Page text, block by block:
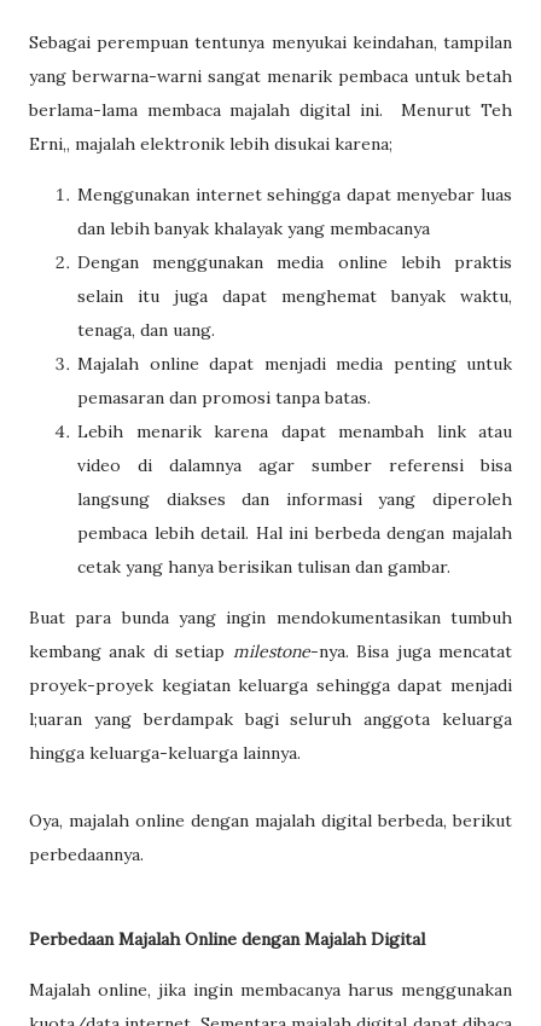
Sebagai perempuan tentunya menyukai keindahan, tampilan
yang berwarna-warni sangat menarik pembaca untuk betah
berlama-lama membaca majalah digital ini. Menurut Teh
Erni,, majalah elektronik lebih disukai karena;
Menggunakan internet sehingga dapat menyebar luas
dan lebih banyak khalayak yang membacanya
Dengan menggunakan media online lebih praktis
selain itu juga dapat menghemat banyak waktu,
tenaga, dan uang.
Majalah online dapat menjadi media penting untuk
pemasaran dan promosi tanpa batas.
Lebih menarik karena dapat menambah link atau
video di dalamnya agar sumber referensi bisa
langsung diakses dan informasi yang diperoleh
pembaca lebih detail. Hal ini berbeda dengan majalah
cetak yang hanya berisikan tulisan dan gambar.
Buat para bunda yang ingin mendokumentasikan tumbuh
kembang anak di setiap milestone-nya. Bisa juga mencatat
proyek-proyek kegiatan keluarga sehingga dapat menjadi
l;uaran yang berdampak bagi seluruh anggota keluarga
hingga keluarga-keluarga lainnya.
Oya, majalah online dengan majalah digital berbeda, berikut
perbedaannya.
Perbedaan Majalah Online dengan Majalah Digital
Majalah online, jika ingin membacanya harus menggunakan